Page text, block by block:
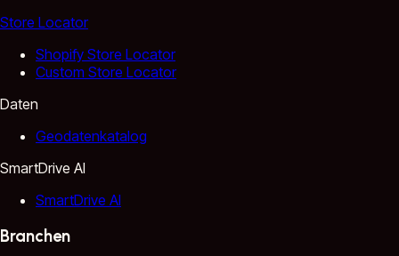
Store Locator
Shopify Store Locator
Custom Store Locator
Daten
Geodatenkatalog
SmartDrive AI
SmartDrive AI
Branchen